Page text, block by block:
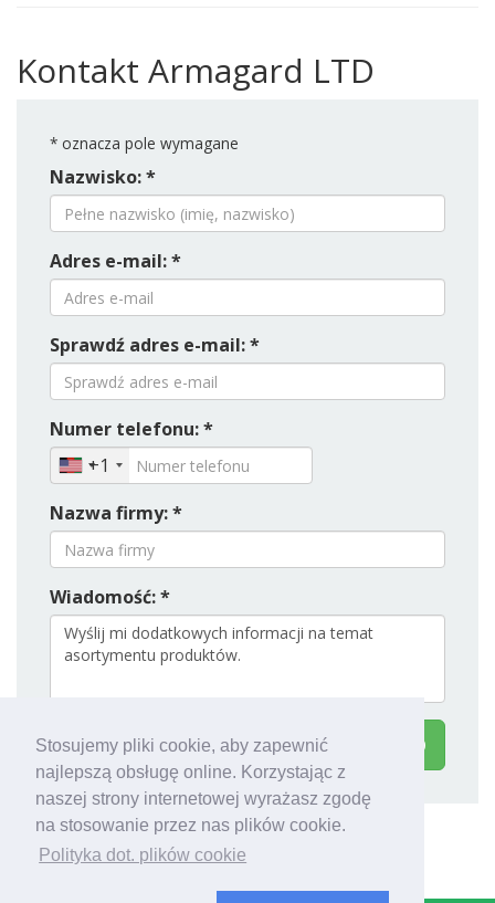
Stosujemy pliki cookie, aby zapewnić
najlepszą obsługę online. Korzystając z
naszej strony internetowej wyrażasz zgodę
na stosowanie przez nas plików cookie.
Polityka dot. plików cookie
Kontakt Armagard LTD
* oznacza pole wymagane
Nazwisko: *
Adres e-mail: *
Sprawdź adres e-mail: *
Numer telefonu: *
+1
Nazwa firmy: *
Wiadomość: *
Kontakt Armagard LTD